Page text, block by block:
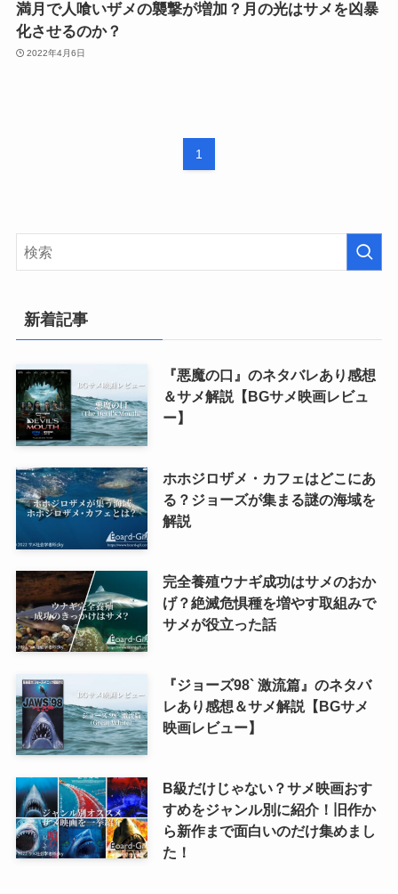
満月で人喰いザメの襲撃が増加？月の光はサメを凶暴
化させるのか？
2022年4月6日
1
新着記事
『悪魔の口』のネタバレあり感想
＆サメ解説【BGサメ映画レビュ
ー】
ホホジロザメ・カフェはどこにあ
る？ジョーズが集まる謎の海域を
解説
完全養殖ウナギ成功はサメのおか
げ？絶滅危惧種を増やす取組みで
サメが役立った話
『ジョーズ98` 激流篇』のネタバ
レあり感想＆サメ解説【BGサメ
映画レビュー】
B級だけじゃない？サメ映画おす
すめをジャンル別に紹介！旧作か
ら新作まで面白いのだけ集めまし
た！